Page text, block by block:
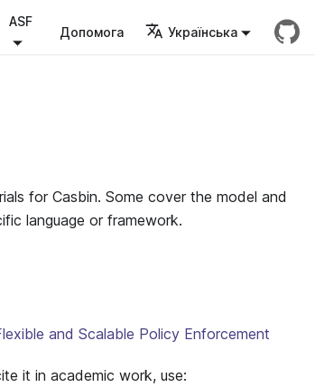
ASF
Допомога Українська
for Casbin. Some cover the model and
language or framework.
and Scalable Policy Enforcement
it in academic work, use: